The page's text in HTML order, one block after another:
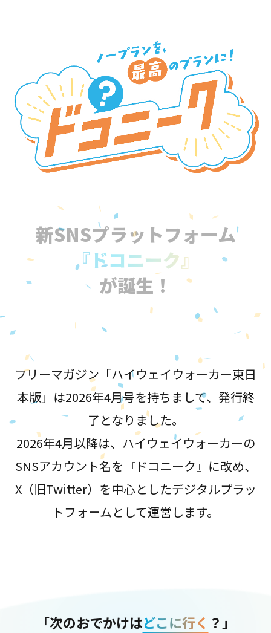
新SNSプラットフォーム
『ドコニーク』
が誕生！
フリーマガジン「ハイウェイウォーカー東日
本版」は2026年4月号を持ちまして、発行終
了となりました。
2026年4月以降は、ハイウェイウォーカーの
SNSアカウント名を『ドコニーク』に改め、
X（旧Twitter）を中心としたデジタルプラッ
トフォームとして運営します。
「次のおでかけはどこに行く ？」